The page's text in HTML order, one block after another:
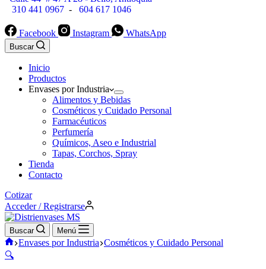
310 441 0967 - 604 617 1046
Facebook Instagram WhatsApp
Buscar
Inicio
Productos
Envases por Industria
Alimentos y Bebidas
Cosméticos y Cuidado Personal
Farmacéuticos
Perfumería
Químicos, Aseo e Industrial
Tapas, Corchos, Spray
Tienda
Contacto
Cotizar
Acceder / Registrarse
Buscar Menú
Inicio
Envases por Industria Cosméticos y Cuidado Personal
🔍